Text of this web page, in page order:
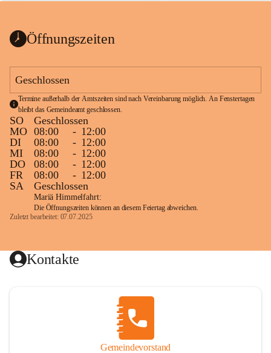
ht
1 Seite•0,1 MB
Öffnungszeiten
Geschlossen
Termine außerhalb der Amtszeiten sind nach Vereinbarung möglich. An Fenstertagen
bleibt das Gemeindeamt geschlossen.
SO
Geschlossen
MO 08:00 - 12:00
DI
08:00 - 12:00
MI
08:00 - 12:00
DO
08:00 - 12:00
FR
08:00 - 12:00
SA
Geschlossen
Mariä Himmelfahrt:
Die Öffnungszeiten können an diesem Feiertag abweichen.
Zuletzt bearbeitet: 07.07.2025
Kontakte
Gemeindevorstand